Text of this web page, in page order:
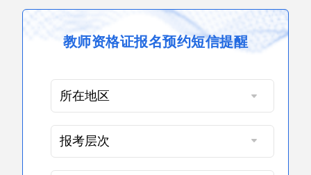
教师资格证报名预约短信提醒